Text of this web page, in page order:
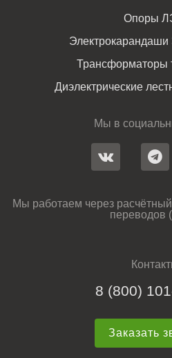
Опоры
Трансформаторы
Диэлектрические
Мы в
Мы работаем через
переводов
8 (800)
Заказать